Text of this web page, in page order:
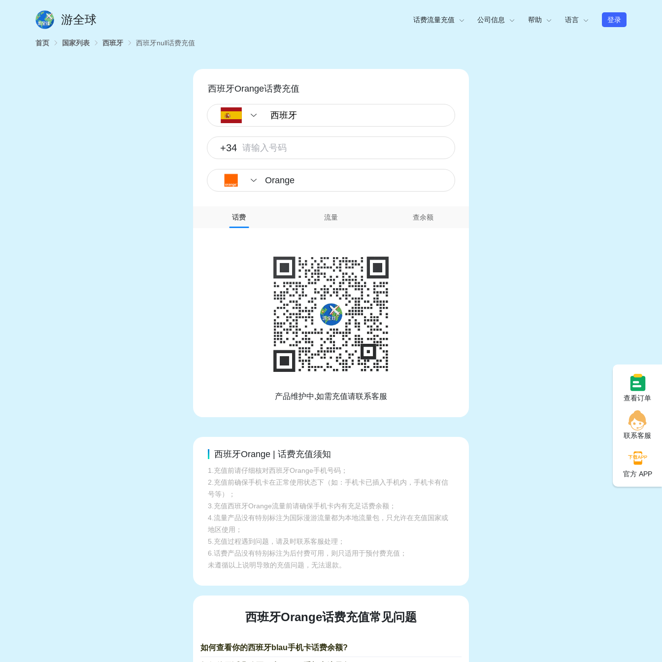
游全球 话费流量充值 公司信息 帮助 语言 登录
首页 国家列表 西班牙 西班牙null话费充值
西班牙Orange话费充值
+34
Orange
话费 流量 查余额
产品维护中,如需充值请联系客服
西班牙Orange | 话费充值须知
1.充值前请仔细核对西班牙Orange手机号码；
2.充值前确保手机卡在正常使用状态下（如：手机卡已插入手机内，手机卡有信
号等）；
3.充值西班牙Orange流量前请确保手机卡内有充足话费余额；
4.流量产品没有特别标注为国际漫游流量都为本地流量包，只允许在充值国家或
地区使用；
5.充值过程遇到问题，请及时联系客服处理；
6.话费产品没有特别标注为后付费可用，则只适用于预付费充值；
未遵循以上说明导致的充值问题，无法退款。
西班牙Orange话费充值常见问题
如何查看你的西班牙blau手机卡话费余额?
查看订单
联系客服
官方 APP